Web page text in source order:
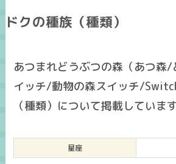
ドクの種族（種類）
あつまれどうぶつの森（あつ森/
イッチ/動物の森スイッチ/
（種類）について掲載しています
星座